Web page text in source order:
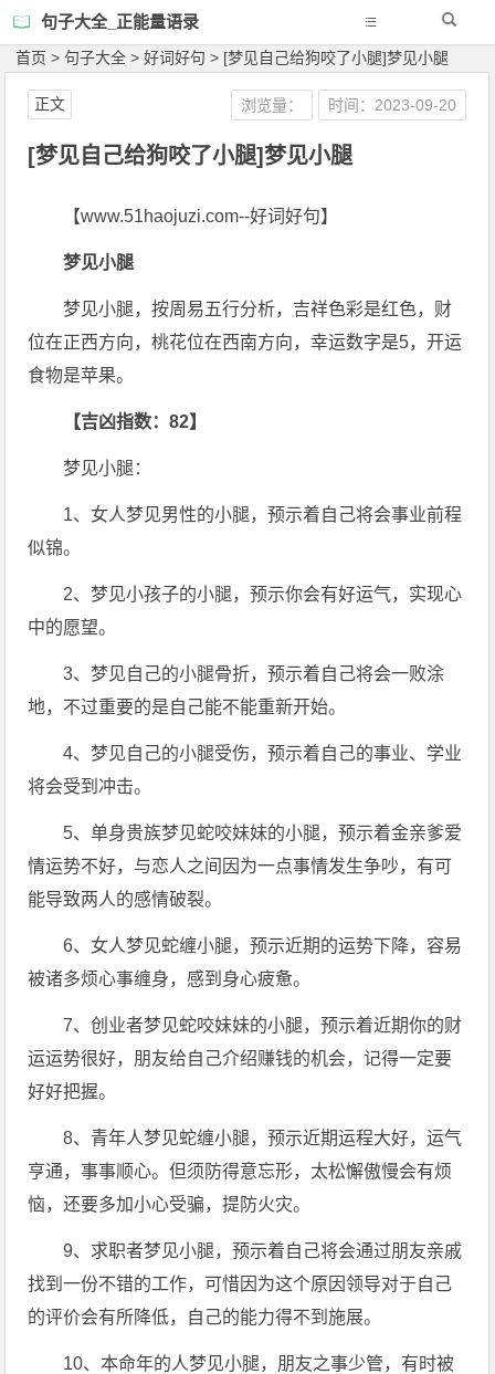
句子大全_正能量语录
首页 >句子大全 >好词好句 > [梦见自己给狗咬了小腿]梦见小腿
[梦见自己给狗咬了小腿]梦见小腿
浏览量： 时间：2023-09-20
正文
【www.51haojuzi.com--好词好句】
梦见小腿
梦见小腿，按周易五行分析，吉祥色彩是红色，财
位在正西方向，桃花位在西南方向，幸运数字是5，开运
食物是苹果。
【吉凶指数：82】
梦见小腿：
1、女人梦见男性的小腿，预示着自己将会事业前程
似锦。
2、梦见小孩子的小腿，预示你会有好运气，实现心
中的愿望。
3、梦见自己的小腿骨折，预示着自己将会一败涂
地，不过重要的是自己能不能重新开始。
4、梦见自己的小腿受伤，预示着自己的事业、学业
将会受到冲击。
5、单身贵族梦见蛇咬妹妹的小腿，预示着金亲爹爱
情运势不好，与恋人之间因为一点事情发生争吵，有可
能导致两人的感情破裂。
6、女人梦见蛇缠小腿，预示近期的运势下降，容易
被诸多烦心事缠身，感到身心疲惫。
7、创业者梦见蛇咬妹妹的小腿，预示着近期你的财
运运势很好，朋友给自己介绍赚钱的机会，记得一定要
好好把握。
8、青年人梦见蛇缠小腿，预示近期运程大好，运气
亨通，事事顺心。但须防得意忘形，太松懈傲慢会有烦
恼，还要多加小心受骗，提防火灾。
9、求职者梦见小腿，预示着自己将会通过朋友亲戚
找到一份不错的工作，可惜因为这个原因领导对于自己
的评价会有所降低，自己的能力得不到施展。
10、本命年的人梦见小腿，朋友之事少管，有时被